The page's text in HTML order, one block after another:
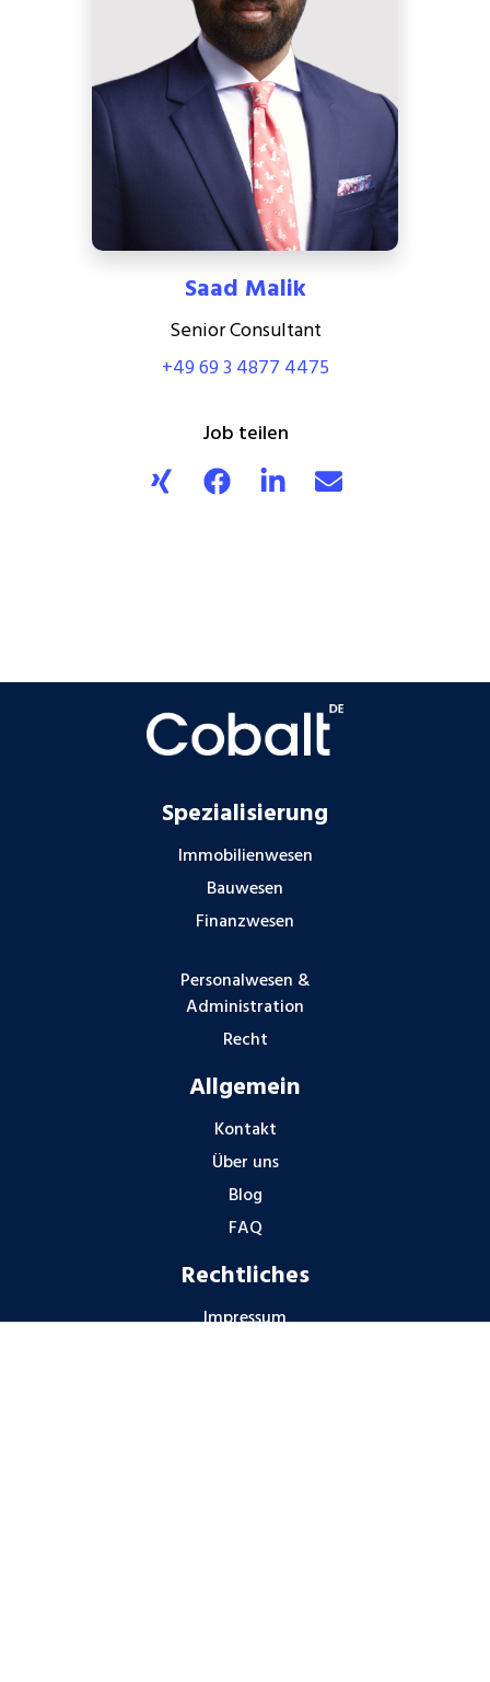
Saad Malik
Senior Consultant
+49 69 3 4877 4475
Job teilen
Spezialisierung
Immobilienwesen
Bauwesen
Finanzwesen
Personalwesen &
Administration
Recht
Allgemein
Kontakt
Über uns
Blog
FAQ
Rechtliches
Impressum